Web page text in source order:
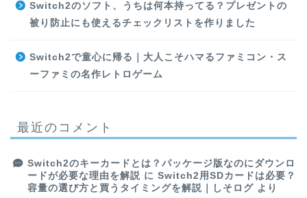
Switch2のソフト、うちは何本持ってる？プレゼントの
被り防止にも使えるチェックリストを作りました
Switch2で童心に帰る｜大人こそハマるファミコン・ス
ーファミの名作レトロゲーム
最近のコメント
Switch2のキーカードとは？パッケージ版なのにダウンロ
ードが必要な理由を解説 に Switch2用SDカードは必要？
容量の選び方と買うタイミングを解説｜しそログ より